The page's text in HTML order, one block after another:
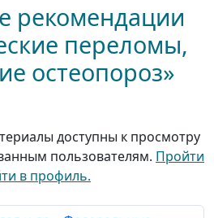
рекомендации
переломы,
остеопороз»
доступны к просмотру
пользователям. Пройти
в профиль.